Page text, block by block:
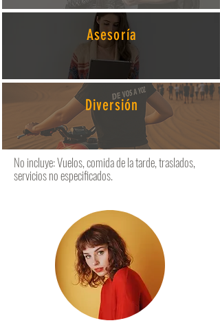
Asesoría
Diversión
No incluye: Vuelos, comida de la tarde, traslados,
servicios no especificados.